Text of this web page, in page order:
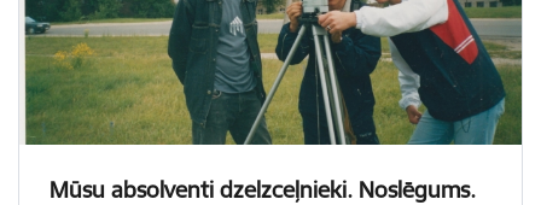
Mūsu absolventi dzelzceļnieki. Noslēgums.